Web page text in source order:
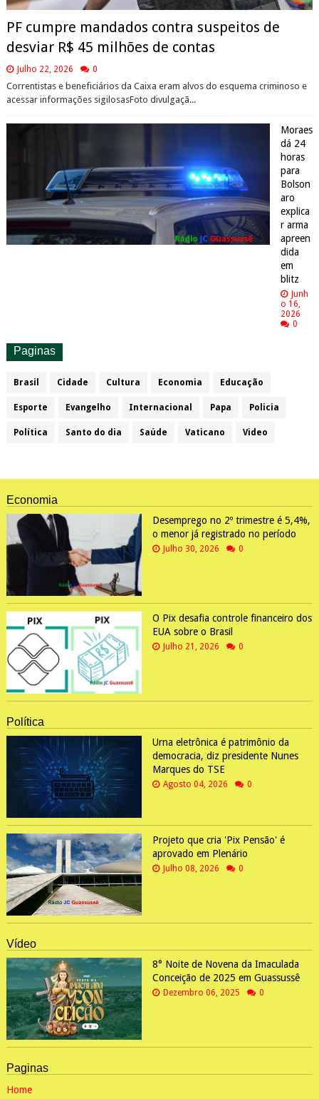
PF cumpre mandados contra suspeitos de
desviar R$ 45 milhões de contas
Julho 22, 2026 0
Correntistas e beneficiários da Caixa eram alvos do esquema criminoso e
acessar informações sigilosasFoto divulgaçã...
Moraes
dá 24
horas
para
Bolson
aro
explica
r arma
apreen
dida
em
blitz
Junh
o 16,
2026
0
Paginas
Brasil Cidade Cultura Economia Educação
Esporte Evangelho Internacional Papa Policia
Política Santo do dia Saúde Vaticano Video
Economia
Desemprego no 2º trimestre é 5,4%,
o menor já registrado no período
Julho 30, 2026 0
O Pix desafia controle financeiro dos
EUA sobre o Brasil
Julho 21, 2026 0
Política
Urna eletrônica é patrimônio da
democracia, diz presidente Nunes
Marques do TSE
Agosto 04, 2026 0
Projeto que cria 'Pix Pensão' é
aprovado em Plenário
Julho 08, 2026 0
Vídeo
8° Noite de Novena da Imaculada
Conceição de 2025 em Guassussê
Dezembro 06, 2025 0
Paginas
Home